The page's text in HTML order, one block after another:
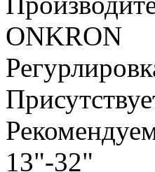
ONKRON
13"-32"